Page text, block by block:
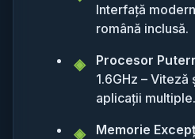
Interfață
română inclusă.
Procesor
1.6GHz –
aplicații multiple.
Memorie